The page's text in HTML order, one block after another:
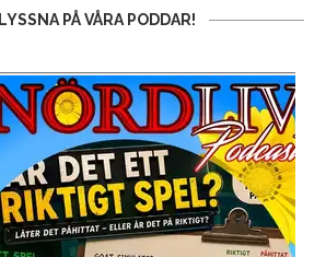
LYSSNA PÅ VÅRA PODDAR!